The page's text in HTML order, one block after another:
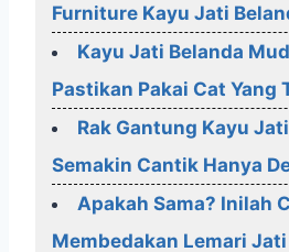
Furniture Kayu Jati
Kayu Jati Belanda
Pastikan Pakai Cat Yang
Rak Gantung Kayu
Semakin Cantik Hanya
Apakah Sama? Inilah
Membedakan Lemari